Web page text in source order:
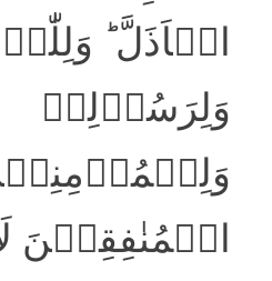
الۡاَذَلَّ
وَلِرَسُوۡلِہٖ
الۡمُنٰفِقِیۡنَ